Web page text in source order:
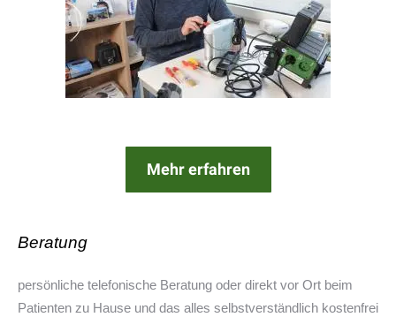
Mehr erfahren
Beratung
persönliche telefonische Beratung oder direkt vor Ort beim
Patienten zu Hause und das alles selbstverständlich kostenfrei